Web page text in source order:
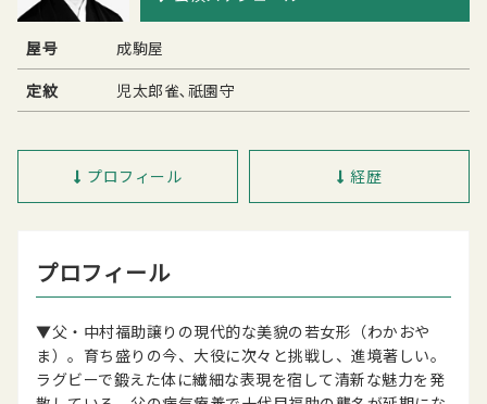
屋号
成駒屋
定紋
児太郎雀､祇園守
プロフィール 経歴
プロフィール
▼父・中村福助譲りの現代的な美貌の若女形（わかおや
ま）。育ち盛りの今、大役に次々と挑戦し、進境著しい。
ラグビーで鍛えた体に繊細な表現を宿して清新な魅力を発